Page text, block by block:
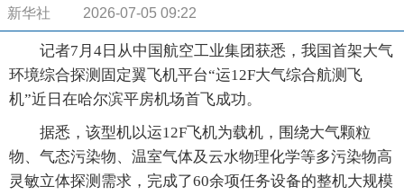
新华社 2026-07-05 09:22
记者7月4日从中国航空工业集团获悉，我国首架大气
环境综合探测固定翼飞机平台“运12F大气综合航测飞
机”近日在哈尔滨平房机场首飞成功。
据悉，该型机以运12F飞机为载机，围绕大气颗粒
物、气态污染物、温室气体及云水物理化学等多污染物高
灵敏立体探测需求，完成了60余项任务设备的整机大规模